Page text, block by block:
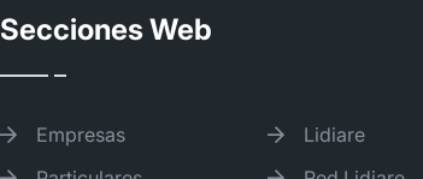
Secciones Web
Empresas
Lidiare